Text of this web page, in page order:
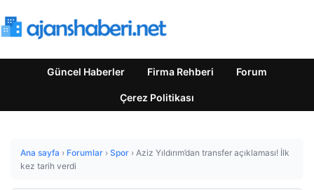
Güncel Haberler Firma Rehberi Forum
Çerez Politikası
Ana sayfa › Forumlar › Spor › Aziz Yıldırım’dan transfer açıklaması! İlk
kez tarih verdi